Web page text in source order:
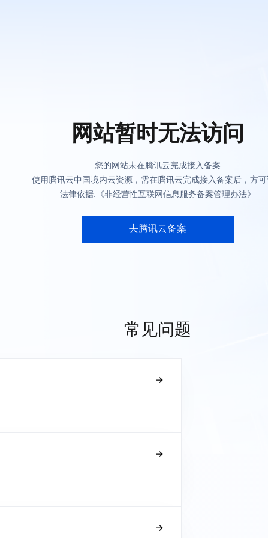
网站暂时无法访问
您的网站未在腾讯云完成接入备案
使用腾讯云中国境内云资源，需在腾讯云完成接入备案后，方
法律依据:《非经营性互联网信息服务备案管理办法》
去腾讯云备案
常见问题